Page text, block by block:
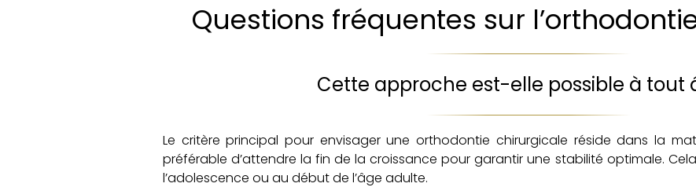
Questions fréquentes sur
Cette approche est-elle possible à tout
Le critère principal pour envisager une orthodontie chirurgicale réside dans la
préférable d’attendre la fin de la croissance pour garantir une stabilité optimale.
l’adolescence ou au début de l’âge adulte.